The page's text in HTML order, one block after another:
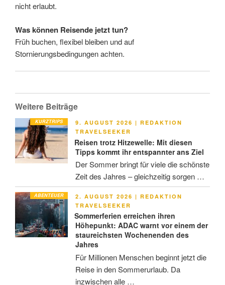
nicht erlaubt.
Was können Reisende jetzt tun?
Früh buchen, flexibel bleiben und auf
Stornierungsbedingungen achten.
Weitere Beiträge
KURZTRIPS
VERÖFFENTLICHT
AM
9. AUGUST 2026 | REDAKTION
TRAVELSEEKER
Reisen trotz Hitzewelle: Mit diesen
Tipps kommt ihr entspannter ans Ziel
Der Sommer bringt für viele die schönste
Zeit des Jahres – gleichzeitig sorgen …
ABENTEUER
VERÖFFENTLICHT
AM
2. AUGUST 2026 | REDAKTION
TRAVELSEEKER
Sommerferien erreichen ihren
Höhepunkt: ADAC warnt vor einem der
staureichsten Wochenenden des
Jahres
Für Millionen Menschen beginnt jetzt die
Reise in den Sommerurlaub. Da
inzwischen alle …